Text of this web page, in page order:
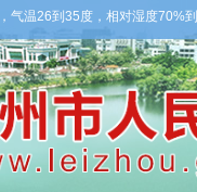
温26到35度，相对湿度70%到